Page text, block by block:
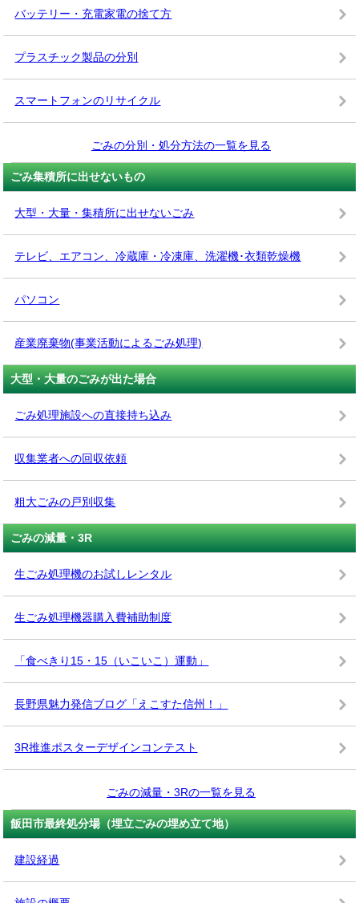
バッテリー・充電家電の捨て方
プラスチック製品の分別
スマートフォンのリサイクル
ごみの分別・処分方法の一覧を見る
ごみ集積所に出せないもの
大型・大量・集積所に出せないごみ
テレビ、エアコン、冷蔵庫・冷凍庫、洗濯機･衣類乾燥機
パソコン
産業廃棄物(事業活動によるごみ処理)
大型・大量のごみが出た場合
ごみ処理施設への直接持ち込み
収集業者への回収依頼
粗大ごみの戸別収集
ごみの減量・3R
生ごみ処理機のお試しレンタル
生ごみ処理機器購入費補助制度
「食べきり15・15（いこいこ）運動」
長野県魅力発信ブログ「えこすた信州！」
3R推進ポスターデザインコンテスト
ごみの減量・3Rの一覧を見る
飯田市最終処分場（埋立ごみの埋め立て地）
建設経過